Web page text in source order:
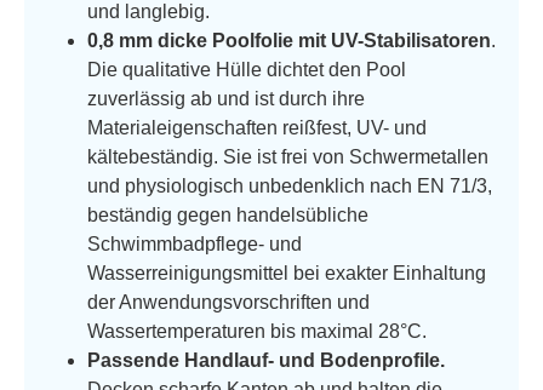
und langlebig.
0,8 mm dicke Poolfolie mit UV-Stabilisatoren.
Die qualitative Hülle dichtet den Pool
zuverlässig ab und ist durch ihre
Materialeigenschaften reißfest, UV- und
kältebeständig. Sie ist frei von Schwermetallen
und physiologisch unbedenklich nach EN 71/3,
beständig gegen handelsübliche
Schwimmbadpflege- und
Wasserreinigungsmittel bei exakter Einhaltung
der Anwendungsvorschriften und
Wassertemperaturen bis maximal 28°C.
Passende Handlauf- und Bodenprofile.